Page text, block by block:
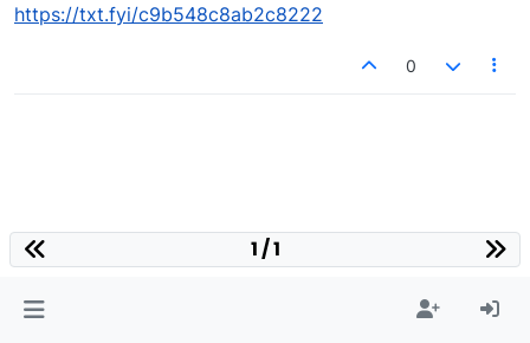
https://txt.fyi/c9b548c8ab2c8222
0
1 / 1